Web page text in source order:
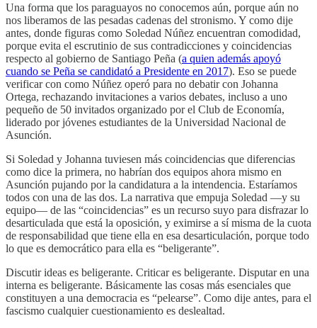
Una forma que los paraguayos no conocemos aún, porque aún no
nos liberamos de las pesadas cadenas del stronismo. Y como dije
antes, donde figuras como Soledad Núñez encuentran comodidad,
porque evita el escrutinio de sus contradicciones y coincidencias
respecto al gobierno de Santiago Peña (a quien además apoyó
cuando se Peña se candidató a Presidente en 2017). Eso se puede
verificar con como Núñez operó para no debatir con Johanna
Ortega, rechazando invitaciones a varios debates, incluso a uno
pequeño de 50 invitados organizado por el Club de Economía,
liderado por jóvenes estudiantes de la Universidad Nacional de
Asunción.
Si Soledad y Johanna tuviesen más coincidencias que diferencias
como dice la primera, no habrían dos equipos ahora mismo en
Asunción pujando por la candidatura a la intendencia. Estaríamos
todos con una de las dos. La narrativa que empuja Soledad —y su
equipo— de las “coincidencias” es un recurso suyo para disfrazar lo
desarticulada que está la oposición, y eximirse a sí misma de la cuota
de responsabilidad que tiene ella en esa desarticulación, porque todo
lo que es democrático para ella es “beligerante”.
Discutir ideas es beligerante. Criticar es beligerante. Disputar en una
interna es beligerante. Básicamente las cosas más esenciales que
constituyen a una democracia es “pelearse”. Como dije antes, para el
fascismo cualquier cuestionamiento es deslealtad.